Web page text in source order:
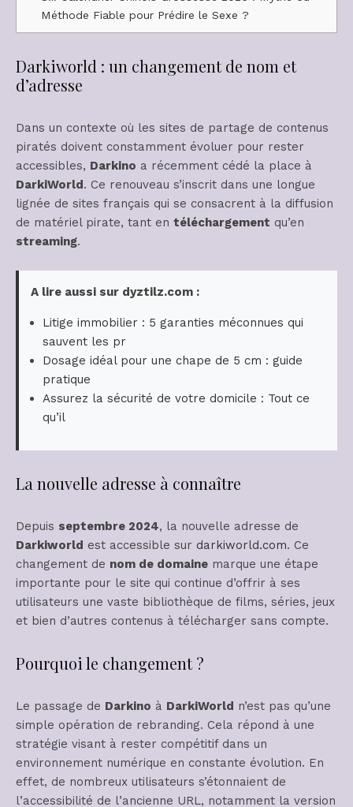
Méthode Fiable pour Prédire le Sexe ?
Darkiworld : un changement de nom et
d’adresse
Dans un contexte où les sites de partage de contenus
piratés doivent constamment évoluer pour rester
accessibles, Darkino a récemment cédé la place à
DarkiWorld. Ce renouveau s’inscrit dans une longue
lignée de sites français qui se consacrent à la diffusion
de matériel pirate, tant en téléchargement qu’en
streaming.
A lire aussi sur dyztilz.com :
Litige immobilier : 5 garanties méconnues qui
sauvent les pr
Dosage idéal pour une chape de 5 cm : guide
pratique
Assurez la sécurité de votre domicile : Tout ce
qu’il
La nouvelle adresse à connaître
Depuis septembre 2024, la nouvelle adresse de
Darkiworld est accessible sur darkiworld.com. Ce
changement de nom de domaine marque une étape
importante pour le site qui continue d’offrir à ses
utilisateurs une vaste bibliothèque de films, séries, jeux
et bien d’autres contenus à télécharger sans compte.
Pourquoi le changement ?
Le passage de Darkino à DarkiWorld n’est pas qu’une
simple opération de rebranding. Cela répond à une
stratégie visant à rester compétitif dans un
environnement numérique en constante évolution. En
effet, de nombreux utilisateurs s’étonnaient de
l’accessibilité de l’ancienne URL, notamment la version